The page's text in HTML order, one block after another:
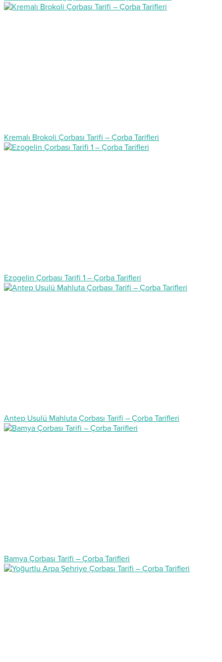
Kremalı Brokoli Çorbası Tarifi – Çorba Tarifleri
Ezogelin Çorbası Tarifi 1 – Çorba Tarifleri
Antep Usulü Mahluta Çorbası Tarifi – Çorba Tarifleri
Bamya Çorbası Tarifi – Çorba Tarifleri